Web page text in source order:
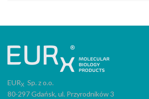
EURX Sp. z o.o.
80-297 Gdańsk, ul. Przyrodników 3